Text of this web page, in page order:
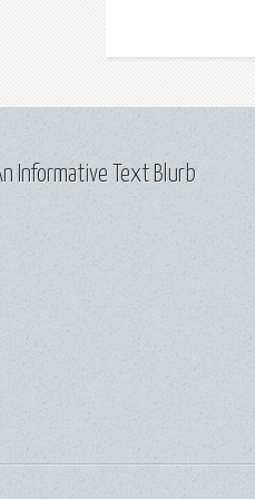
Informative Text Blurb